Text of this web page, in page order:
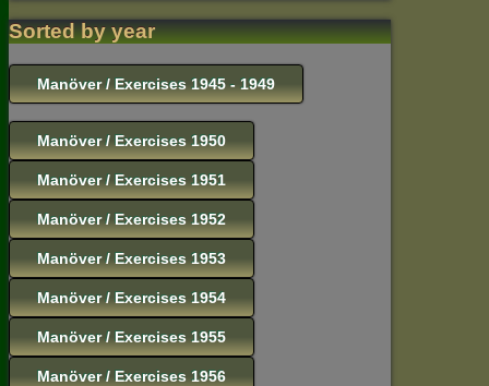
Sorted by year
Manöver / Exercises 1945 - 1949
Manöver / Exercises 1950
Manöver / Exercises 1951
Manöver / Exercises 1952
Manöver / Exercises 1953
Manöver / Exercises 1954
Manöver / Exercises 1955
Manöver / Exercises 1956